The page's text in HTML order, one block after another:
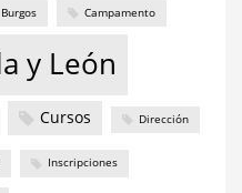
Burgos Campamento
y León
Cursos Dirección
Inscripciones